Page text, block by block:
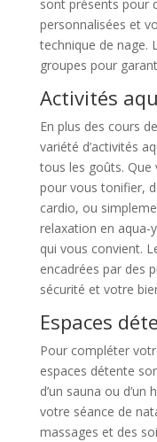
sont présents pour
personnalisées et
technique de nage.
groupes pour
Activités
En plus des cours
variété d’activités
tous les goûts. Que
pour vous tonifier,
cardio, ou
relaxation en aqua-
qui vous convient.
encadrées par des
sécurité et votre
Espaces
Pour compléter
espaces détente
d’un sauna ou
votre séance de
massages et des